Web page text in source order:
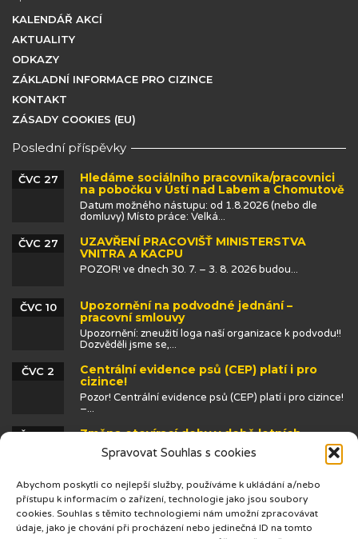
Spravovat Souhlas s cookies
Abychom poskytli co nejlepší služby, používáme k ukládání a/nebo
přístupu k informacím o zařízení, technologie jako jsou soubory
cookies. Souhlas s těmito technologiemi nám umožní zpracovávat
údaje, jako je chování při procházení nebo jedinečná ID na tomto
KALENDÁŘ AKCÍ
AKTUALITY
ODKAZY
ZÁKLADNÍ INFORMACE PRO CIZINCE
KONTAKT
ZÁSADY COOKIES (EU)
Poslední příspěvky
Hledáme sociálního pracovníka/pracovnici
na pobočku v Ústí nad Labem a Chomutově
ČVC 27
Datum možného nástupu: od 1.8.2026 (nebo dle
domluvy) Místo práce: Velká...
UZAVŘENÍ PRACOVIŠŤ MINISTERSTVA
VNITRA A KACPU
ČVC 27
POZOR! ve dnech 30. 7. – 3. 8. 2026 budou...
Upozornění na podvodné jednání –
pracovní smlouvy
ČVC 10
Upozornění: zneužití loga naší organizace k podvodu!!
Dozvěděli jsme se,...
Centrální evidence psů (CEP) platí i pro
cizince!
ČVC 2
Pozor! Centrální evidence psů (CEP) platí i pro cizince!
–...
Změna otevírací doby v době letních
prázdnin
ČVN 25